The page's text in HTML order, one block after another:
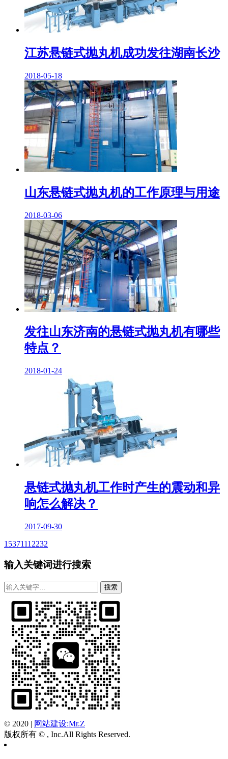
江苏悬链式抛丸机成功发往湖南长沙
2018-05-18
山东悬链式抛丸机的工作原理与用途
2018-03-06
发往山东济南的悬链式抛丸机有哪些
特点？
2018-01-24
悬链式抛丸机工作时产生的震动和异
响怎么解决？
2017-09-30
15371112232
输入关键词进行搜索
© 2020 | 网站建设:Mr.Z
版权所有 © , Inc.All Rights Reserved.